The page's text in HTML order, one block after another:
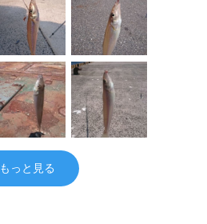
もっと見る